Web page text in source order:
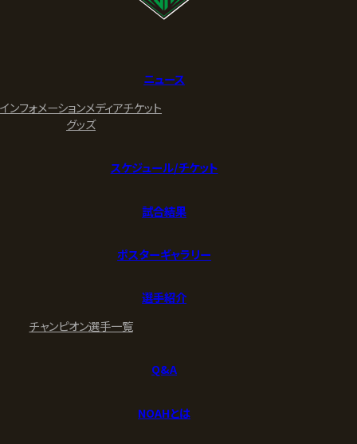
ニュース
インフォメーションメディアチケット
グッズ
スケジュール/チケット
試合結果
ポスターギャラリー
選手紹介
チャンピオン選手一覧
Q&A
NOAHとは